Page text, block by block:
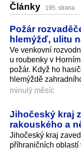
Články 195. strana
Požár
hlemýžď, ulitu
Ve venkovní
u roubenky v
požár. Když ho
hlemýždě
minulý měsíc
Jihočeský kraj
rakouského a
Jihočeský kraj
příhraničních